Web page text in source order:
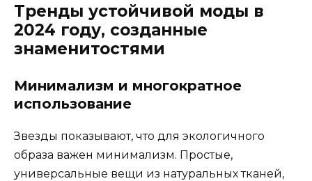
Тренды устойчивой моды в
2024 году, созданные
знаменитостями
Минимализм и многократное
использование
Звезды показывают, что для экологичного
образа важен минимализм. Простые,
универсальные вещи из натуральных тканей,